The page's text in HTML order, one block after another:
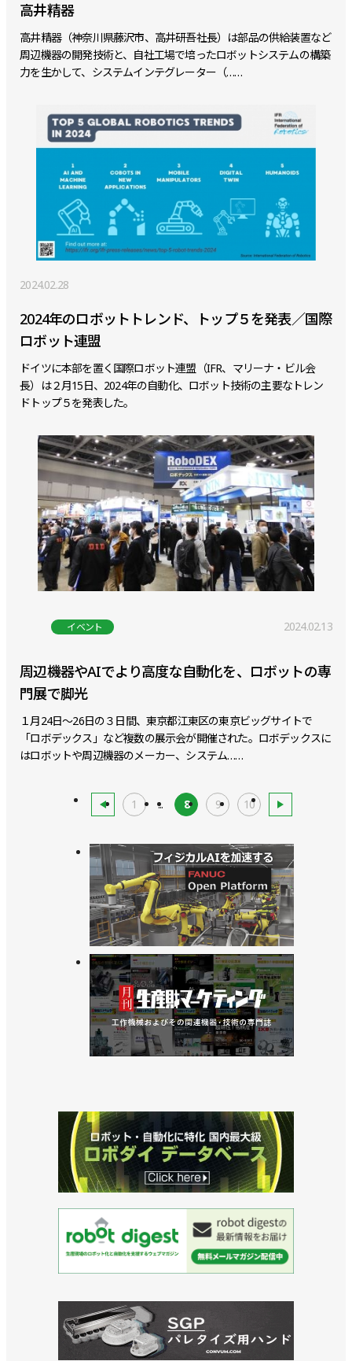
高井精器
高井精器（神奈川県藤沢市、高井研吾社長）は部品の供給装置など
周辺機器の開発技術と、自社工場で培ったロボットシステムの構築
力を生かして、システムインテグレーター（……
2024.02.28
2024年のロボットトレンド、トップ５を発表／国際
ロボット連盟
ドイツに本部を置く国際ロボット連盟（IFR、マリーナ・ビル会
長）は２月15日、2024年の自動化、ロボット技術の主要なトレン
ドトップ５を発表した。
イベント 2024.02.13
周辺機器やAIでより高度な自動化を、ロボットの専
門展で脚光
１月24日～26日の３日間、東京都江東区の東京ビッグサイトで
「ロボデックス」など複数の展示会が開催された。ロボデックスに
はロボットや周辺機器のメーカー、システム……
1 ... 8 9 10